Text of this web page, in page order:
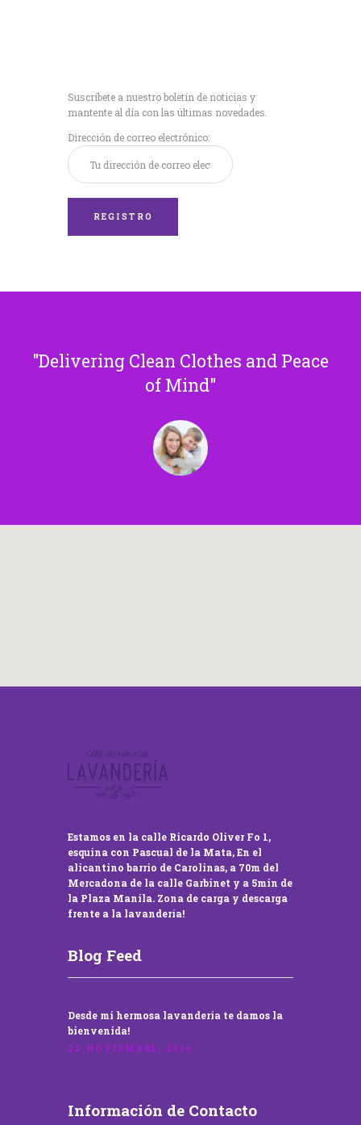
Suscríbete a nuestro boletín de noticias y
mantente al día con las últimas novedades.
Dirección de correo electrónico:
Delivering Clean Clothes and Peace
of Mind
Estamos en la calle Ricardo Oliver Fo 1,
esquina con Pascual de la Mata, En el
alicantino barrio de Carolinas, a 70m del
Mercadona de la calle Garbinet y a 5min de
la Plaza Manila. Zona de carga y descarga
frente a la lavandería!
Blog Feed
Desde mi hermosa lavandería te damos la
bienvenida!
22 NOVIEMBRE, 2016
Información de Contacto